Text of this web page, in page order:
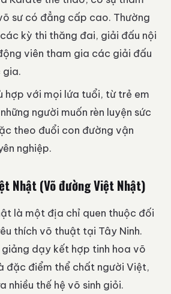
sư có đẳng cấp cao. Thường
kỳ thi thăng đai, giải đấu nội
viên tham gia các giải đấu
gia.
hợp với mọi lứa tuổi, từ trẻ em
người muốn rèn luyện sức
theo đuổi con đường vận
nghiệp.
Nhật (Võ đường Việt Nhật)
là một địa chỉ quen thuộc đối
thích võ thuật tại Tây Ninh.
dạy kết hợp tinh hoa võ
đặc điểm thể chất người Việt,
nhiều thế hệ võ sinh giỏi.